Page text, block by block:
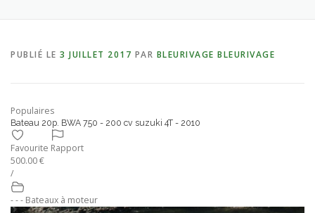
PUBLIÉ LE 3 JUILLET 2017 PAR BLEURIVAGE BLEURIVAGE
Populaires
Bateau 20p. BWA 750 - 200 cv suzuki 4T - 2010
Favourite Rapport
500.00 €
/
- - - Bateaux à moteur